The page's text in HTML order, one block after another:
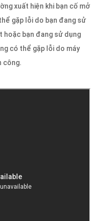
xuất hiện khi bạn cố mở
gặp lỗi do bạn đang sử
hoặc bạn đang sử dụng
có thể gặp lỗi do máy
công.